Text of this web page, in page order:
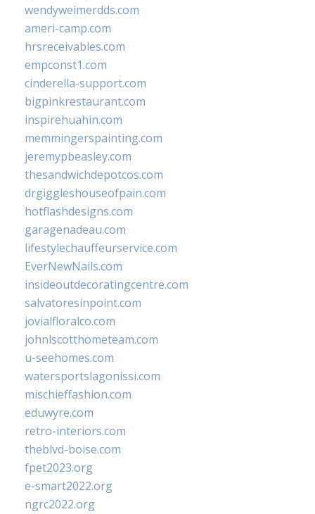
wendyweimerdds.com
ameri-camp.com
hrsreceivables.com
empconst1.com
cinderella-support.com
bigpinkrestaurant.com
inspirehuahin.com
memmingerspainting.com
jeremypbeasley.com
thesandwichdepotcos.com
drgiggleshouseofpain.com
hotflashdesigns.com
garagenadeau.com
lifestylechauffeurservice.com
EverNewNails.com
insideoutdecoratingcentre.com
salvatoresinpoint.com
jovialfloralco.com
johnlscotthometeam.com
u-seehomes.com
watersportslagonissi.com
mischieffashion.com
eduwyre.com
retro-interiors.com
theblvd-boise.com
fpet2023.org
e-smart2022.org
ngrc2022.org